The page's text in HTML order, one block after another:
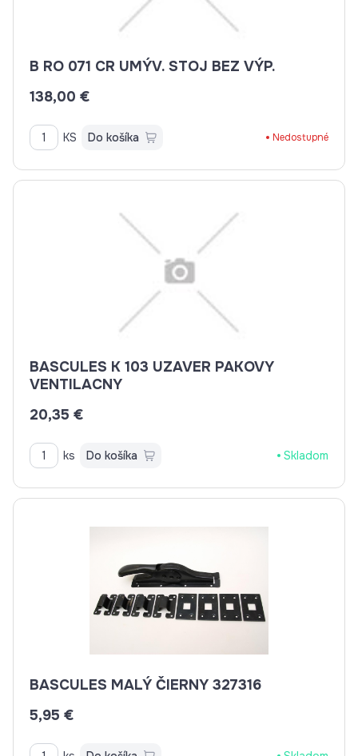
B RO 071 CR UMÝV. STOJ BEZ VÝP.
138,00 €
KS Do košíka Nedostupné
BASCULES K 103 UZAVER PAKOVY
VENTILACNY
20,35 €
ks Do košíka Skladom
BASCULES MALÝ ČIERNY 327316
5,95 €